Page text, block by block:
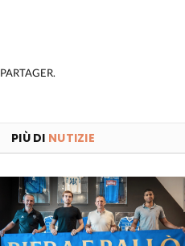
PARTAGER.
PIÙ DI NUTIZIE